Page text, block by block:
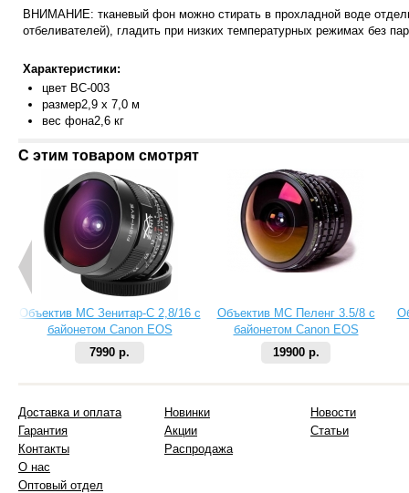
ВНИМАНИЕ: тканевый фон можно стирать в прохладной воде
отбеливателей), гладить при низких температурных режимах без
Характеристики:
цвет BC-003
размер2,9 х 7,0 м
вес фона2,6 кг
С этим товаром смотрят
Объектив МС Зенитар-C 2,8/16 с
байонетом Canon EOS
7990 р.
Объектив МС Пеленг 3.5/8 с
байонетом Canon EOS
19900 р.
Доставка и оплата
Гарантия
Контакты
О нас
Оптовый отдел
Новинки
Акции
Распродажа
Новости
Статьи